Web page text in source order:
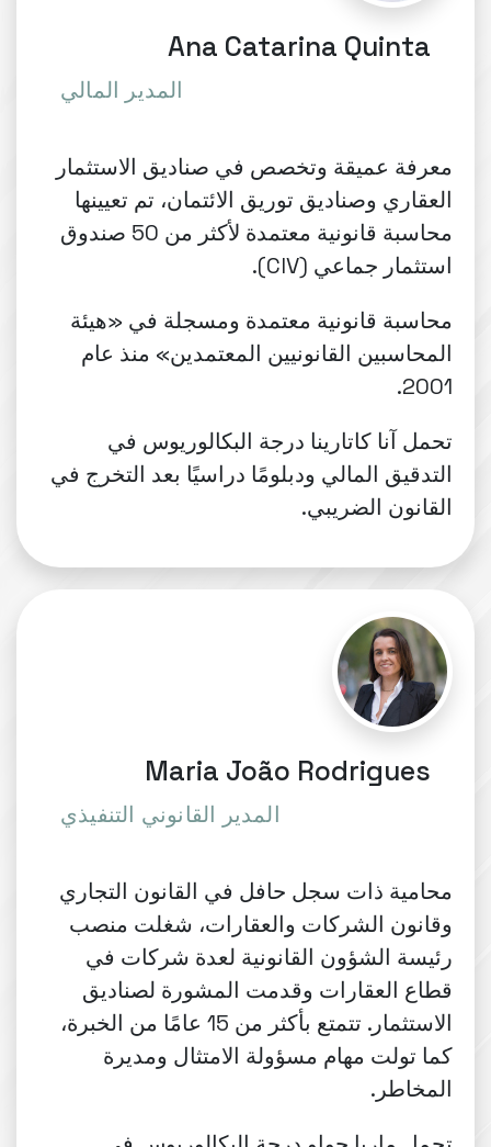
Ana Catarina Quinta
المدير المالي
معرفة عميقة وتخصص في صناديق الاستثمار
العقاري وصناديق توريق الائتمان، تم تعيينها
محاسبة قانونية معتمدة لأكثر من 50 صندوق
استثمار جماعي (CIV).
محاسبة قانونية معتمدة ومسجلة في «هيئة
المحاسبين القانونيين المعتمدين» منذ عام
2001.
تحمل آنا كاتارينا درجة البكالوريوس في
التدقيق المالي ودبلومًا دراسيًا بعد التخرج في
القانون الضريبي.
Maria João Rodrigues
المدير القانوني التنفيذي
محامية ذات سجل حافل في القانون التجاري
وقانون الشركات والعقارات، شغلت منصب
رئيسة الشؤون القانونية لعدة شركات في
قطاع العقارات وقدمت المشورة لصناديق
الاستثمار. تتمتع بأكثر من 15 عامًا من الخبرة،
كما تولت مهام مسؤولة الامتثال ومديرة
المخاطر.